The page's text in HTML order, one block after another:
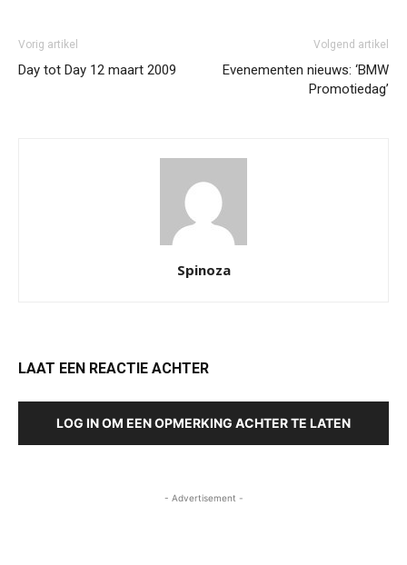
Vorig artikel
Day tot Day 12 maart 2009
Volgend artikel
Evenementen nieuws: ‘BMW
Promotiedag’
Spinoza
LAAT EEN REACTIE ACHTER
LOG IN OM EEN OPMERKING ACHTER TE LATEN
- Advertisement -